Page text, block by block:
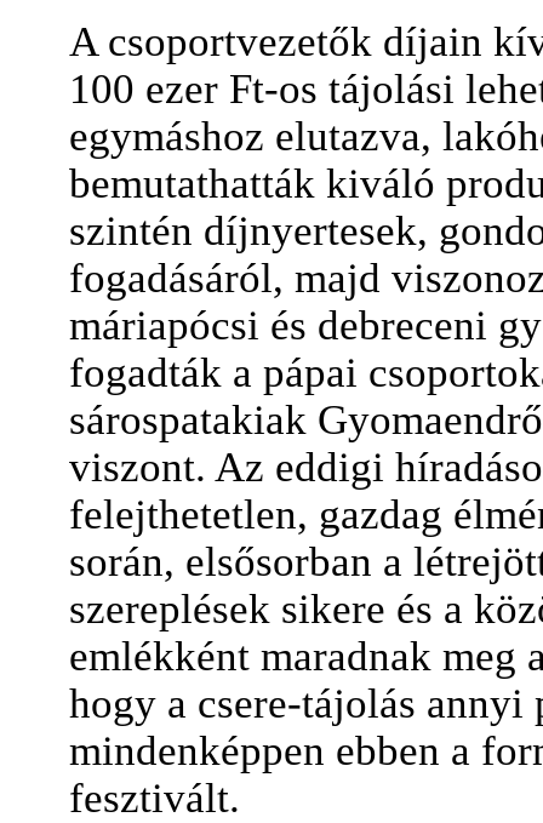
A csoportvezetők díjain
100 ezer Ft-os tájolási
egymáshoz elutazva,
bemutathatták kiváló
szintén díjnyertesek,
fogadásáról, majd
máriapócsi és debreceni
fogadták a pápai
sárospatakiak
viszont. Az eddigi
felejthetetlen, gazdag
során, elsősorban a
szereplések sikere és a
emlékként maradnak meg
hogy a csere-tájolás
mindenképpen ebben a
fesztivált.